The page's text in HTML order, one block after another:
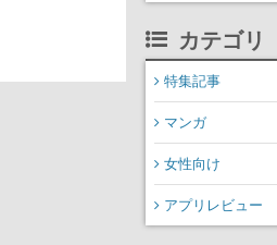
カテゴリ
特集記事
マンガ
女性向け
アプリレビュー